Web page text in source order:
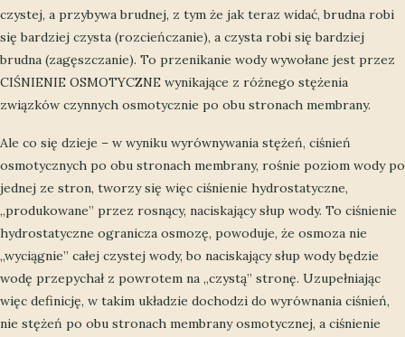
czystej, a przybywa brudnej, z tym że jak teraz widać, brudna robi
się bardziej czysta (rozcieńczanie), a czysta robi się bardziej
brudna (zagęszczanie). To przenikanie wody wywołane jest przez
CIŚNIENIE OSMOTYCZNE wynikające z różnego stężenia
związków czynnych osmotycznie po obu stronach membrany.
Ale co się dzieje – w wyniku wyrównywania stężeń, ciśnień
osmotycznych po obu stronach membrany, rośnie poziom wody po
jednej ze stron, tworzy się więc ciśnienie hydrostatyczne,
„produkowane” przez rosnący, naciskający słup wody. To ciśnienie
hydrostatyczne ogranicza osmozę, powoduje, że osmoza nie
„wyciągnie” całej czystej wody, bo naciskający słup wody będzie
wodę przepychał z powrotem na „czystą” stronę. Uzupełniając
więc definicję, w takim układzie dochodzi do wyrównania ciśnień,
nie stężeń po obu stronach membrany osmotycznej, a ciśnienie